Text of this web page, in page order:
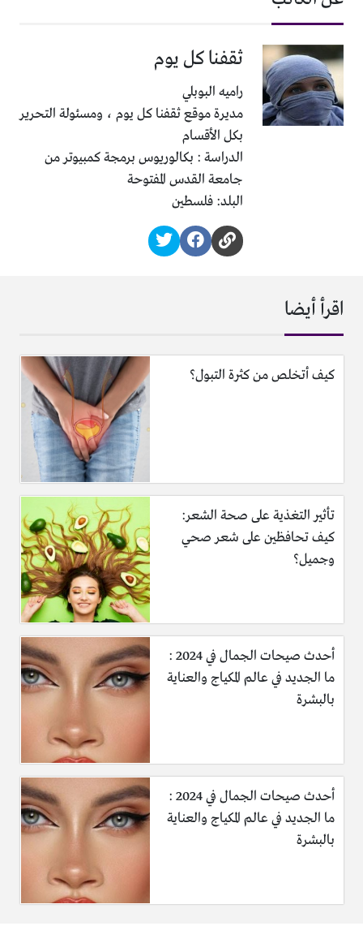
ثقفنا كل يوم
راميه البوبلي
مديرة موقع ثقفنا كل يوم ، ومسئولة التحرير
بكل الأقسام
الدراسة : بكالوريوس برمجة كمبيوتر من
جامعة القدس المفتوحة
البلد: فلسطين
اقرأ أيضا
كيف أتخلص من كثرة التبول؟
تأثير التغذية على صحة الشعر:
كيف تحافظين على شعر صحي
وجميل؟
أحدث صيحات الجمال في 2024 :
ما الجديد في عالم المكياج والعناية
بالبشرة
أحدث صيحات الجمال في 2024 :
ما الجديد في عالم المكياج والعناية
بالبشرة